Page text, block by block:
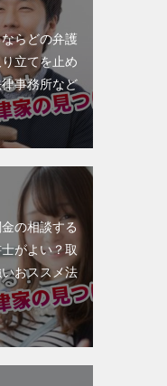
らどの弁護
立てを止め
事務所など
の相談する
がよい？取
おススメ法